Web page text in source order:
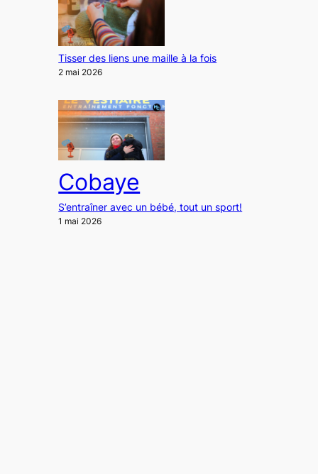
Tisser des liens une maille à la fois
2 mai 2026
Cobaye
S’entraîner avec un bébé, tout un sport!
1 mai 2026